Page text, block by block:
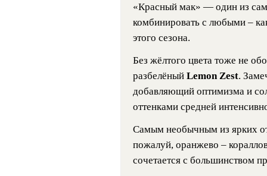
«Красный мак» — один из
комбинировать с любыми –
этого сезона.
Без жёлтого цвета тоже не
разбелёный Lemon Zest.
добавляющий оптимизма и
оттенками средней
Самым необычным из ярких
пожалуй, оранжево –
сочетается с большинством